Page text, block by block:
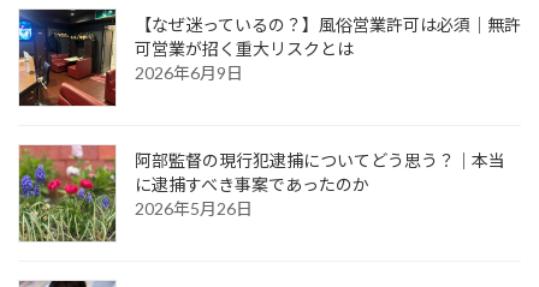
【なぜ迷っているの？】風俗営業許可は必須｜無許
可営業が招く重大リスクとは
2026年6月9日
阿部監督の現行犯逮捕についてどう思う？｜本当
に逮捕すべき事案であったのか
2026年5月26日